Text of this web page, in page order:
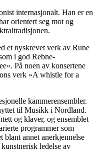
internasjonalt. Han er en
orientert seg mot og
et nyskrevet verk av Rune
i god Rebne-
På noen av konsertene
verk »A whistle for a
kammerensembler.
til Musikk i Nordland.
og klaver, og ensemblet
programmer som
blant annet anerkjennelse
ledelse av